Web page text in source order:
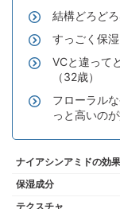
結構どろど
すっごく保
VCと違って
（32歳）
フローラル
っと高いの
ナイアシンアミドの効果
保湿成分
テクスチャ